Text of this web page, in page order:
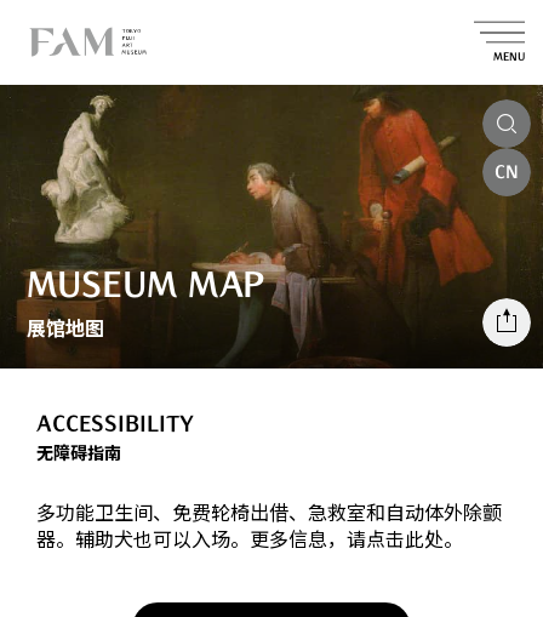
MENU
CN
MUSEUM MAP
展馆地图
ACCESSIBILITY
无障碍指南
多功能卫生间、免费轮椅出借、急救室和自动体外除颤
器。辅助犬也可以入场。更多信息，请点击此处。